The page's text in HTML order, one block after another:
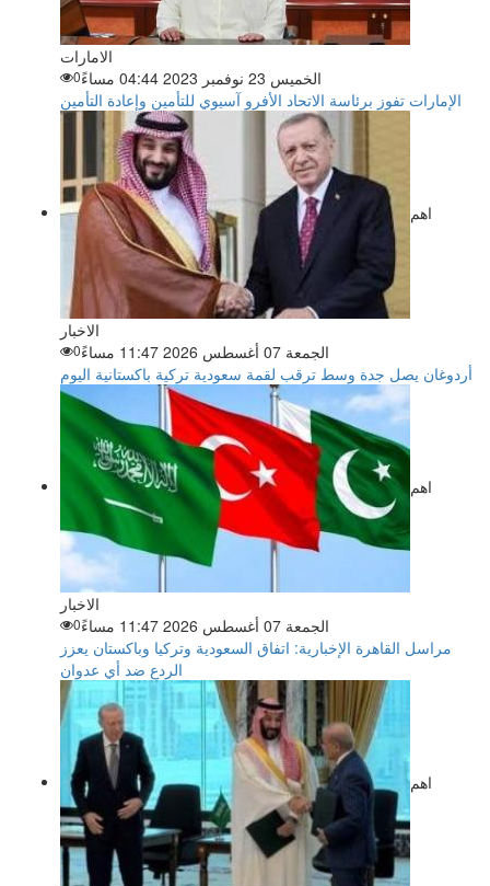
الامارات
الخميس 23 نوفمبر 2023 04:44 مساءً
0
الإمارات تفوز برئاسة الاتحاد الأفرو آسيوي للتأمين وإعادة التأمين
اهم
الاخبار
الجمعة 07 أغسطس 2026 11:47 مساءً
0
أردوغان يصل جدة وسط ترقب لقمة سعودية تركية باكستانية اليوم
اهم
الاخبار
الجمعة 07 أغسطس 2026 11:47 مساءً
0
مراسل القاهرة الإخبارية: اتفاق السعودية وتركيا وباكستان يعزز
الردع ضد أي عدوان
اهم